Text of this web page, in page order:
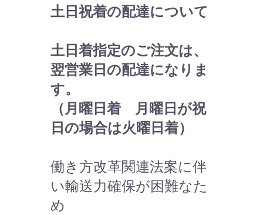
土日祝着の配達について
土日着指定のご注文は、
翌営業日の配達になりま
す。
（月曜日着 月曜日が祝
日の場合は火曜日着）
働き方改革関連法案に伴
い輸送力確保が困難なた
め